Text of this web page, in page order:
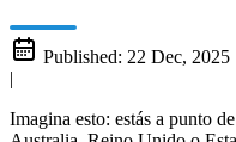
Published: 22 Dec, 2025
|
Imagina esto: estás a punto